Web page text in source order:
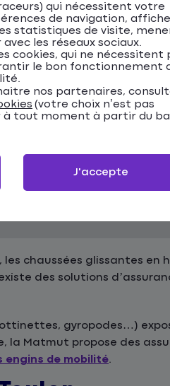
en naviguant entre le
circuler, la voiture
reliefs et des distances.
qu'il est
nécessitent une assurance
chaussées glissantes en
des solutions
gyropodes…)
la Matmut propose des
engins de mobilité.
qui nécessitent votre
de navigation,
statistiques de visite,
les réseaux sociaux.
cookies, qui ne nécessitent
le bon fonctionnement
nos partenaires,
(votre choix n’est pas
tout moment à partir du
J'accepte